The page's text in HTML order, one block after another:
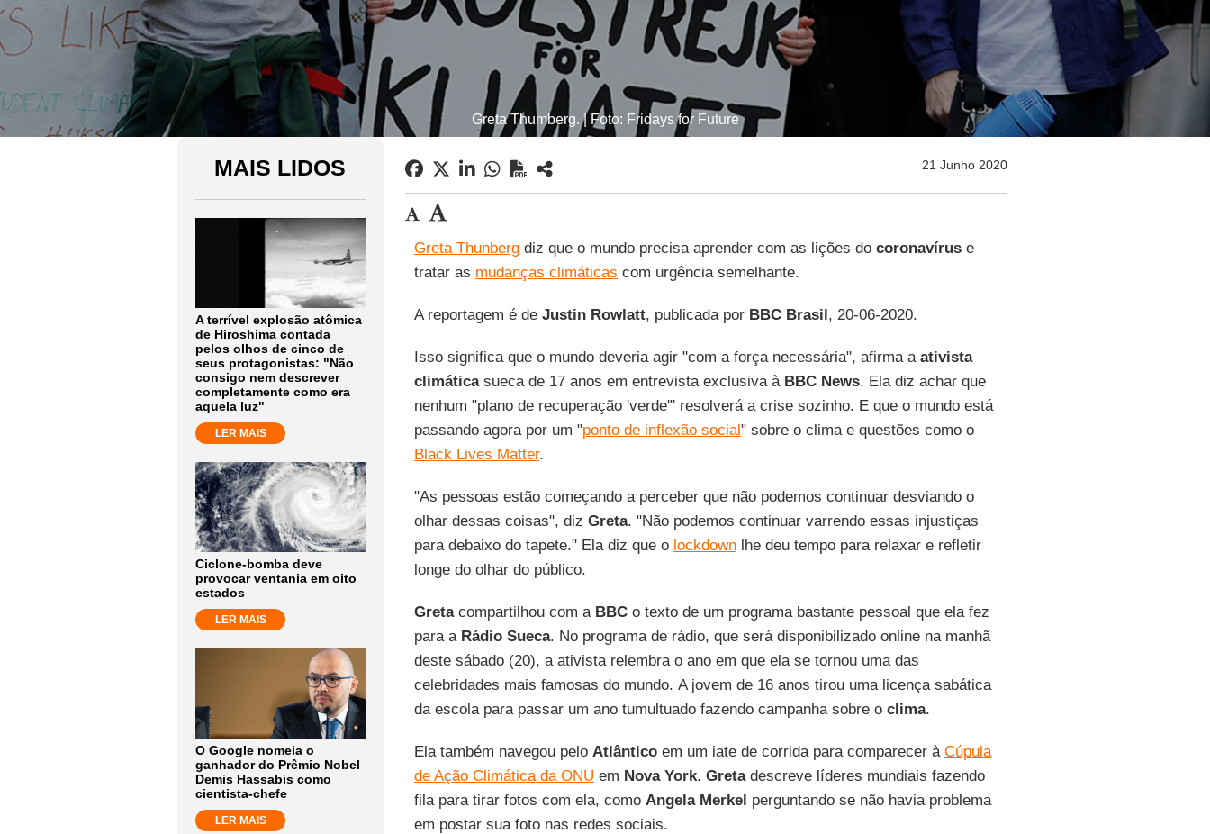
Greta Thumberg. | Foto: Fridays for Future
MAIS LIDOS
A terrível explosão atômica
de Hiroshima contada
pelos olhos de cinco de
seus protagonistas: "Não
consigo nem descrever
completamente como era
aquela luz"
LER MAIS
Ciclone-bomba deve
provocar ventania em oito
estados
LER MAIS
O Google nomeia o
ganhador do Prêmio Nobel
Demis Hassabis como
cientista-chefe
LER MAIS
21 Junho 2020
Greta Thunbergdiz que o mundo precisa aprender com as lições do coronavíruse
tratar as mudanças climáticas com urgência semelhante.
A reportagem é de Justin Rowlatt, publicada por BBC Brasil, 20-06-2020.
Isso significa que o mundo deveria agir "com a força necessária", afirma a ativista
climáticasueca de 17 anos em entrevista exclusiva à BBC News. Ela diz achar que
nenhum "plano de recuperação 'verde'" resolverá a crise sozinho. E que o mundo está
passando agora por um "ponto de inflexão social" sobre o clima e questões como o
Black Lives Matter.
"As pessoas estão começando a perceber que não podemos continuar desviando o
olhar dessas coisas", diz Greta. "Não podemos continuar varrendo essas injustiças
para debaixo do tapete." Ela diz que o lockdownlhe deu tempo para relaxar e refletir
longe do olhar do público.
Gretacompartilhou com a BBCo texto de um programa bastante pessoal que ela fez
para a Rádio Sueca. No programa de rádio, que será disponibilizado online na manhã
deste sábado (20), a ativista relembra o ano em que ela se tornou uma das
celebridades mais famosas do mundo. A jovem de 16 anos tirou uma licença sabática
da escola para passar um ano tumultuado fazendo campanha sobre o clima.
Ela também navegou pelo Atlânticoem um iate de corrida para comparecer à Cúpula
de Ação Climática da ONU em Nova York. Gretadescreve líderes mundiais fazendo
fila para tirar fotos com ela, como Angela Merkel perguntando se não havia problema
em postar sua foto nas redes sociais.